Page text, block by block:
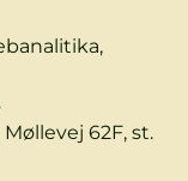
62F, st.